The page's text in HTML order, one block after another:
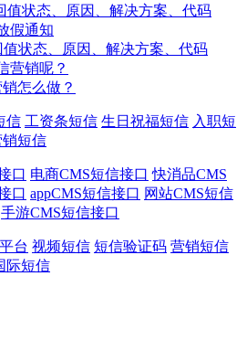
值状态、原因、解决方案、代码
假通知
值状态、原因、解决方案、代码
营销呢？
怎么做？
信 工资条短信 生日祝福短信 入职短
销短信
口 电商CMS短信接口 快消品CMS
口 appCMS短信接口 网站CMS短信
手游CMS短信接口
台 视频短信 短信验证码 营销短信
际短信